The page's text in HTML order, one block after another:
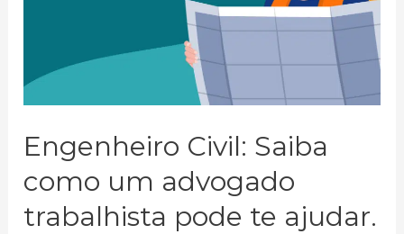
te
Engenheiro Civil: Saiba
como um advogado
trabalhista pode te ajudar.